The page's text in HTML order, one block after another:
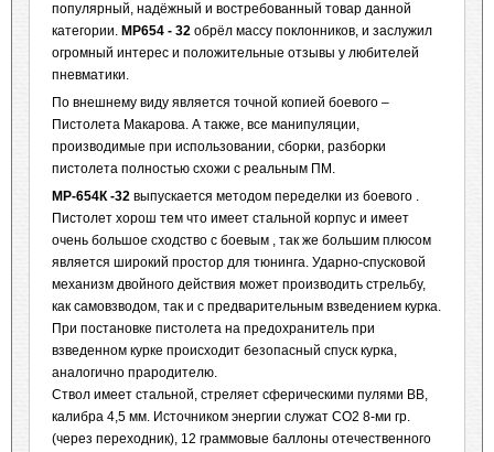
популярный, надёжный и востребованный товар данной
категории. МР654 - 32 обрёл массу поклонников, и заслужил
огромный интерес и положительные отзывы у любителей
пневматики.
По внешнему виду является точной копией боевого –
Пистолета Макарова. А также, все манипуляции,
производимые при использовании, сборки, разборки
пистолета полностью схожи с реальным ПМ.
МР-654К -32 выпускается методом переделки из боевого .
Пистолет хорош тем что имеет стальной корпус и имеет
очень большое сходство с боевым , так же большим плюсом
является широкий простор для тюнинга. Ударно-спусковой
механизм двойного действия может производить стрельбу,
как самовзводом, так и с предварительным взведением курка.
При постановке пистолета на предохранитель при
взведенном курке происходит безопасный спуск курка,
аналогично прародителю.
Ствол имеет стальной, стреляет сферическими пулями ВВ,
калибра 4,5 мм. Источником энергии служат СО2 8-ми гр.
(через переходник), 12 граммовые баллоны отечественного